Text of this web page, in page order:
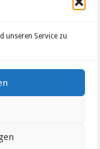
unseren Service zu